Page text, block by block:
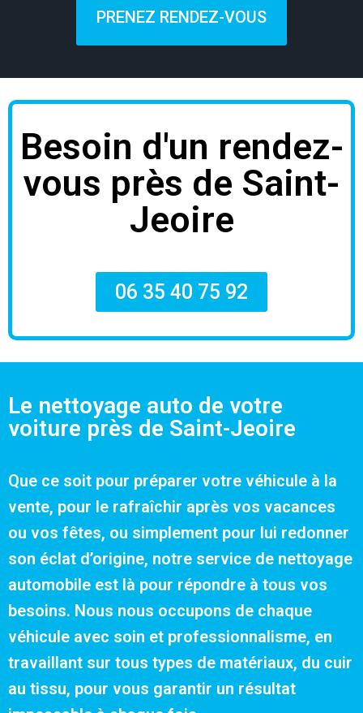
PRENEZ RENDEZ-VOUS
Besoin d'un rendez-
vous près de Saint-
Jeoire
06 35 40 75 92
Le nettoyage auto de votre
voiture près de Saint-Jeoire
Que ce soit pour préparer votre véhicule à la
vente, pour le rafraîchir après vos vacances
ou vos fêtes, ou simplement pour lui redonner
son éclat d’origine, notre service de nettoyage
automobile est là pour répondre à tous vos
besoins. Nous nous occupons de chaque
véhicule avec soin et professionnalisme, en
travaillant sur tous types de matériaux, du cuir
au tissu, pour vous garantir un résultat